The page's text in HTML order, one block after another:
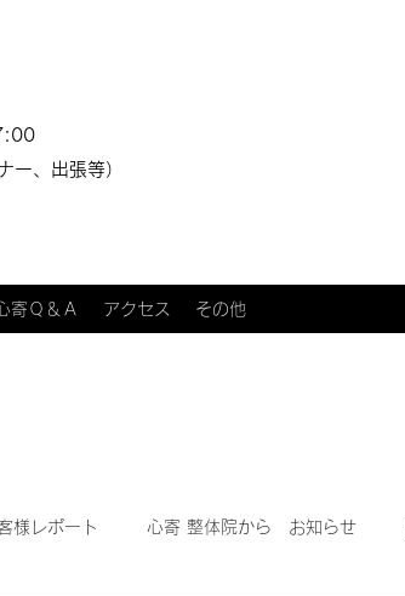
ー、出張等）
寄Ｑ＆Ａ アクセス その他
様レポート 心寄 整体院から お知らせ